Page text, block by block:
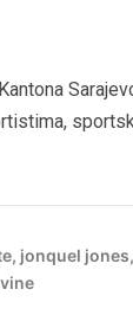
, jonquel jones,